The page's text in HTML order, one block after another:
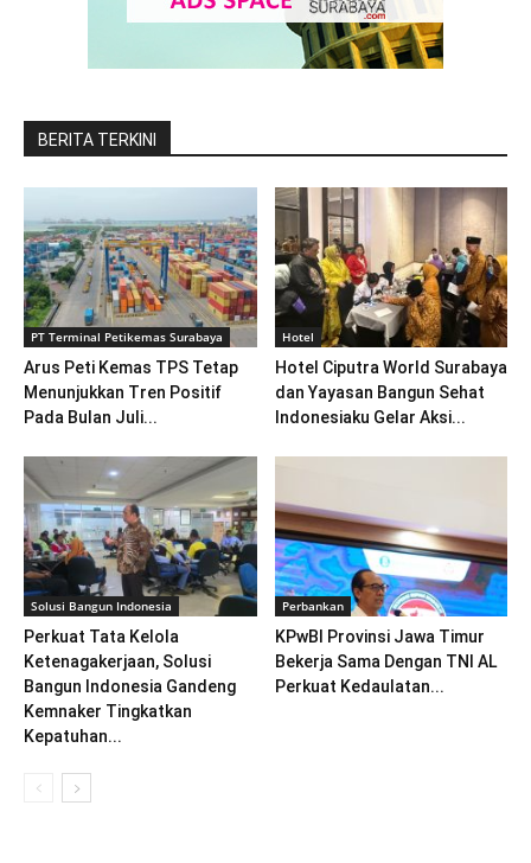
BERITA TERKINI
PT Terminal Petikemas Surabaya
Arus Peti Kemas TPS Tetap
Menunjukkan Tren Positif
Pada Bulan Juli...
Hotel
Hotel Ciputra World Surabaya
dan Yayasan Bangun Sehat
Indonesiaku Gelar Aksi...
Solusi Bangun Indonesia
Perkuat Tata Kelola
Ketenagakerjaan, Solusi
Bangun Indonesia Gandeng
Kemnaker Tingkatkan
Kepatuhan...
Perbankan
KPwBI Provinsi Jawa Timur
Bekerja Sama Dengan TNI AL
Perkuat Kedaulatan...